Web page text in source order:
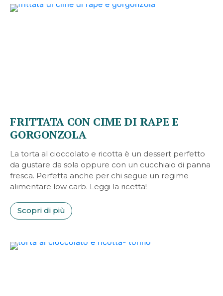
FRITTATA CON CIME DI RAPE E
GORGONZOLA
La torta al cioccolato e ricotta è un dessert perfetto
da gustare da sola oppure con un cucchiaio di panna
fresca. Perfetta anche per chi segue un regime
alimentare low carb. Leggi la ricetta!
Scopri di più